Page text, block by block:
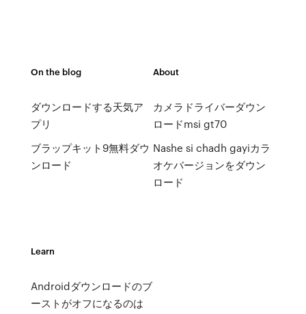
On the blog
ダウンロードする天気ア
プリ
ブラップキット9無料ダウ
ンロード
About
カメラドライバーダウン
ロードmsi gt70
Nashe si chadh gayiカラ
オケバージョンをダウン
ロード
Learn
Androidダウンロードのブ
ーストがオフになるのは